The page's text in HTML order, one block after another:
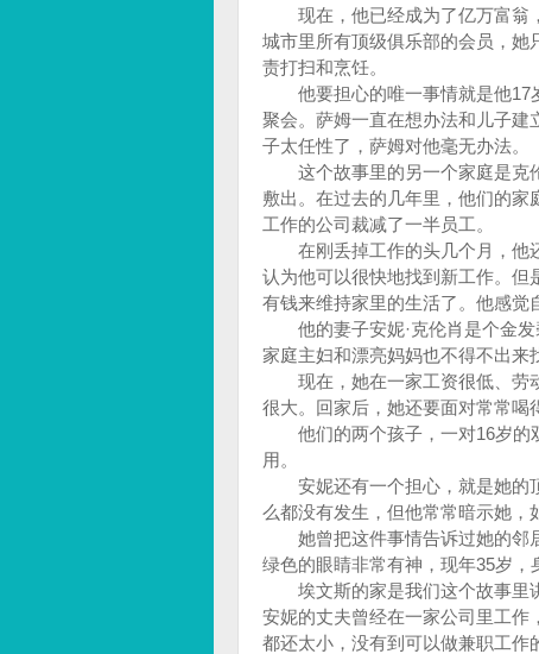
现在，他已经成为了亿万富翁，
城市里所有顶级俱乐部的会员，她
责打扫和烹饪。
他要担心的唯一事情就是他17
聚会。萨姆一直在想办法和儿子
子太任性了，萨姆对他毫无办法。
这个故事里的另一个家庭是克伦
敷出。在过去的几年里，他们的家
工作的公司裁减了一半员工。
在刚丢掉工作的头几个月，他还
认为他可以很快地找到新工作。
有钱来维持家里的生活了。他感觉
他的妻子安妮·克伦肖是个金发
家庭主妇和漂亮妈妈也不得不出来
现在，她在一家工资很低、劳动
很大。回家后，她还要面对常常喝
他们的两个孩子，一对16岁的
用。
安妮还有一个担心，就是她的顶
么都没有发生，但他常常暗示她，
她曾把这件事情告诉过她的邻居
绿色的眼睛非常有神，现年35岁，
埃文斯的家是我们这个故事里讲
安妮的丈夫曾经在一家公司里工作
都还太小，没有到可以做兼职工作